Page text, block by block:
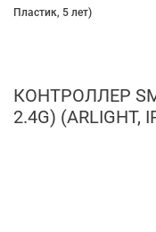
Пластик, 5 лет)
КОНТРОЛЛЕР
2.4G)